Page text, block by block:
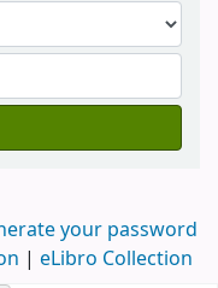
your password
| eLibro Collection